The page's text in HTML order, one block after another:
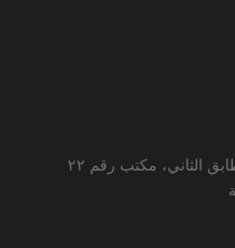
الثاني، مكتب رقم ٢٢